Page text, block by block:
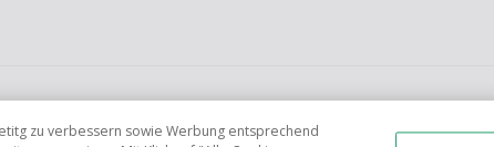
FR AU IT ES
zu verbessern sowie Werbung entsprechend